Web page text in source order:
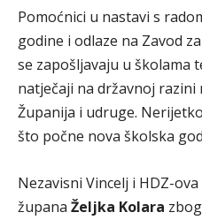
Pomoćnici u nastavi s
godine i odlaze na Zavod
se zapošljavaju u školama
natječaji na državnoj
Županija i udruge.
što počne nova školska
Nezavisni Vincelj i HDZ-
župana Željka Kolara